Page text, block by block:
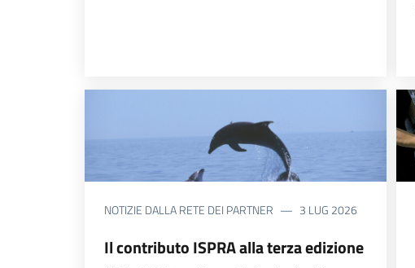
NOTIZIE DALLA RETE DEI PARTNER 3 LUG 2026
Il contributo ISPRA alla terza edizione